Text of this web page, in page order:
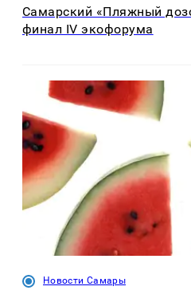
Самарский «Пляжный
финал IV экофорума
Новости Самары